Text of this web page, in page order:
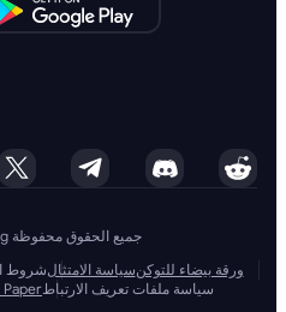
© 2026 GoMining جميع الحقوق محفوظة
شروطسياسة الامتثالورقة بيضاء للتوكن
سياسة ملفات تعريف الارتباط